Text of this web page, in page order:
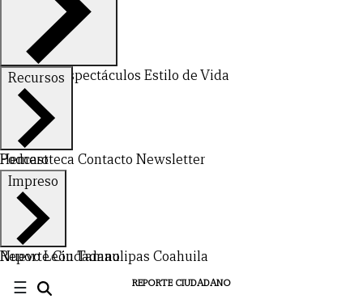
DeportesEspectáculos Estilo de Vida
Recursos
Hemeroteca Contacto Newsletter
Podcast
Impreso
Nuevo LeónTamaulipas Coahuila
Reporte Ciudadano
☰ REPORTE CIUDADANO